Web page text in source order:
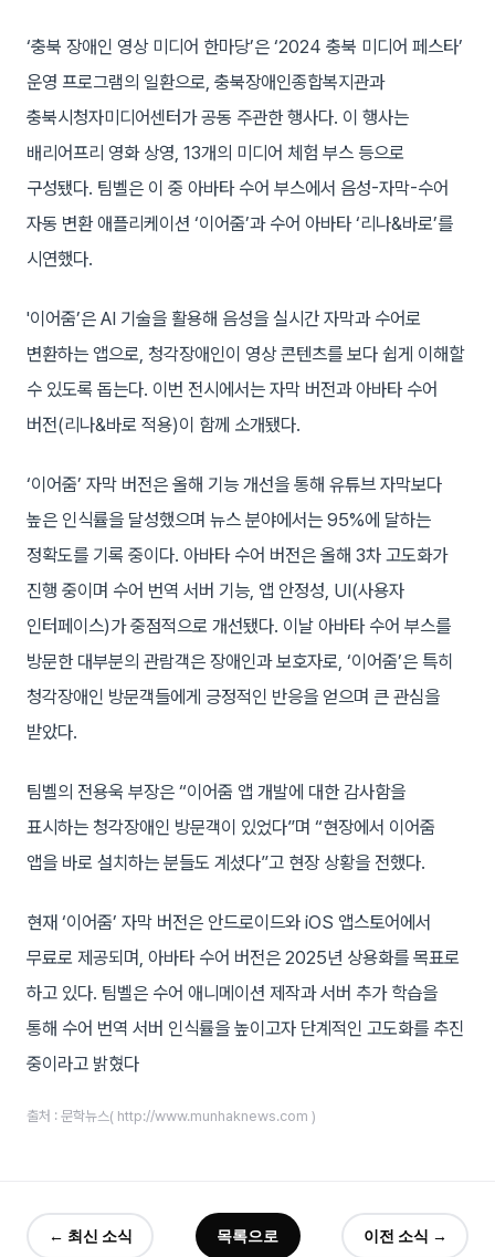
‘충북 장애인 영상 미디어 한마당’은 ‘2024 충북 미디어 페스타’
운영 프로그램의 일환으로, 충북장애인종합복지관과
충북시청자미디어센터가 공동 주관한 행사다. 이 행사는
배리어프리 영화 상영, 13개의 미디어 체험 부스 등으로
구성됐다. 팀벨은 이 중 아바타 수어 부스에서 음성-자막-수어
자동 변환 애플리케이션 ‘이어줌’과 수어 아바타 ‘리나&바로’를
시연했다.
'이어줌’은 AI 기술을 활용해 음성을 실시간 자막과 수어로
변환하는 앱으로, 청각장애인이 영상 콘텐츠를 보다 쉽게 이해할
수 있도록 돕는다. 이번 전시에서는 자막 버전과 아바타 수어
버전(리나&바로 적용)이 함께 소개됐다.
‘이어줌’ 자막 버전은 올해 기능 개선을 통해 유튜브 자막보다
높은 인식률을 달성했으며 뉴스 분야에서는 95%에 달하는
정확도를 기록 중이다. 아바타 수어 버전은 올해 3차 고도화가
진행 중이며 수어 번역 서버 기능, 앱 안정성, UI(사용자
인터페이스)가 중점적으로 개선됐다. 이날 아바타 수어 부스를
방문한 대부분의 관람객은 장애인과 보호자로, ‘이어줌’은 특히
청각장애인 방문객들에게 긍정적인 반응을 얻으며 큰 관심을
받았다.
팀벨의 전용욱 부장은 “이어줌 앱 개발에 대한 감사함을
표시하는 청각장애인 방문객이 있었다”며 “현장에서 이어줌
앱을 바로 설치하는 분들도 계셨다”고 현장 상황을 전했다.
현재 ‘이어줌’ 자막 버전은 안드로이드와 iOS 앱스토어에서
무료로 제공되며, 아바타 수어 버전은 2025년 상용화를 목표로
하고 있다. 팀벨은 수어 애니메이션 제작과 서버 추가 학습을
통해 수어 번역 서버 인식률을 높이고자 단계적인 고도화를 추진
중이라고 밝혔다
출처 : 문학뉴스( http://www.munhaknews.com )
← 최신 소식 목록으로 이전 소식 →